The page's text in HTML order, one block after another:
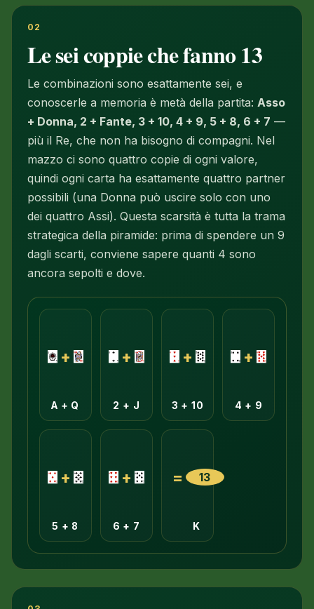
02
Le sei coppie che fanno 13
Le combinazioni sono esattamente sei, e
conoscerle a memoria è metà della partita: Asso
+ Donna, 2 + Fante, 3 + 10, 4 + 9, 5 + 8, 6 + 7 —
più il Re, che non ha bisogno di compagni. Nel
mazzo ci sono quattro copie di ogni valore,
quindi ogni carta ha esattamente quattro partner
possibili (una Donna può uscire solo con uno
dei quattro Assi). Questa scarsità è tutta la trama
strategica della piramide: prima di spendere un 9
dagli scarti, conviene sapere quanti 4 sono
ancora sepolti e dove.
+
A + Q
+
2 + J
+
3 + 10
+
4 + 9
+
5 + 8
+
6 + 7
= 13
K